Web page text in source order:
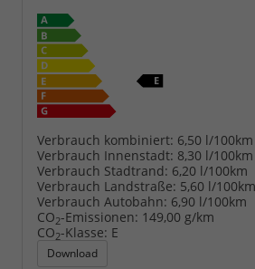
Verbrauch kombiniert: 6,50 l/100km
Verbrauch Innenstadt: 8,30 l/100km
Verbrauch Stadtrand: 6,20 l/100km
Verbrauch Landstraße: 5,60 l/100km
Verbrauch Autobahn: 6,90 l/100km
CO2-Emissionen: 149,00 g/km
CO2-Klasse: E
Download